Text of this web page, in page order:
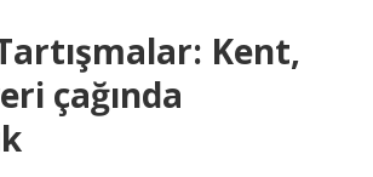
Kent,
çağında